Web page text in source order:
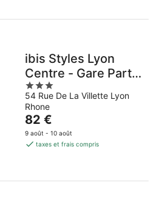
par
ibis Styles Lyon
Centre - Gare Part
Dieu Hotel
3
out
of
5
54 Rue De La Villette Lyon
Rhone
Le
prix
est
par
82 €
9 août - 10 août
taxes et frais compris